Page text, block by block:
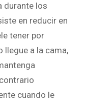
durante los
en reducir en
tener por
llegue a la cama,
cuando le